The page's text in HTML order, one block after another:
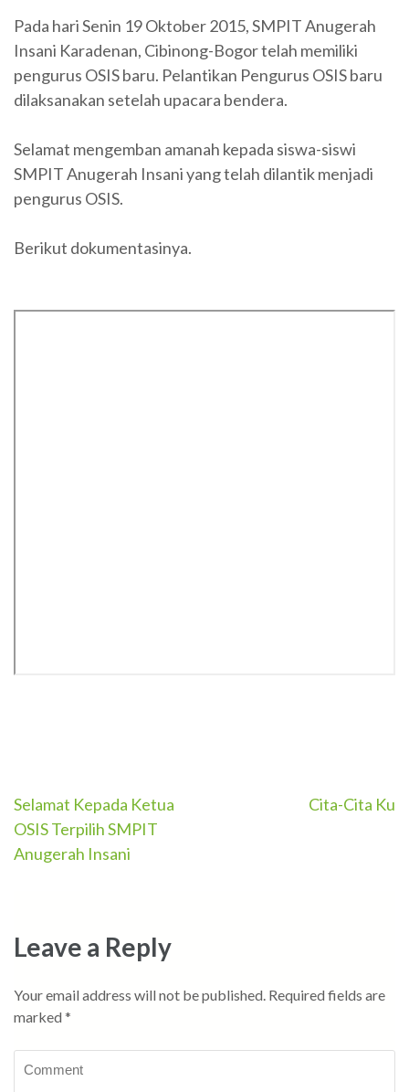
Pada hari Senin 19 Oktober 2015, SMPIT Anugerah
Insani Karadenan, Cibinong-Bogor telah memiliki
pengurus OSIS baru. Pelantikan Pengurus OSIS baru
dilaksanakan setelah upacara bendera.
Selamat mengemban amanah kepada siswa-siswi
SMPIT Anugerah Insani yang telah dilantik menjadi
pengurus OSIS.
Berikut dokumentasinya.
Post
navigation
Selamat Kepada Ketua
OSIS Terpilih SMPIT
Anugerah Insani
Cita-Cita Ku
Leave a Reply
Your email address will not be published. Required fields are
marked *